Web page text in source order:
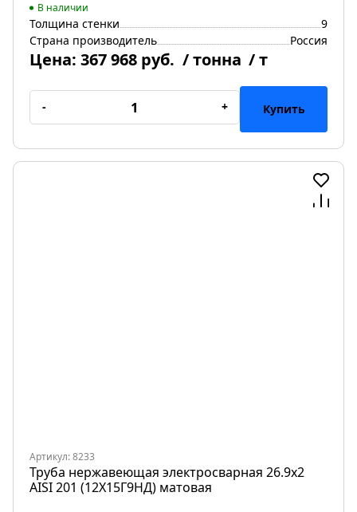
В наличии
Толщина стенки
9
Страна производитель
Россия
Цена: 367 968 руб. / тонна / т
- + Купить
Артикул: 8233
Труба нержавеющая электросварная 26.9х2
AISI 201 (12Х15Г9НД) матовая